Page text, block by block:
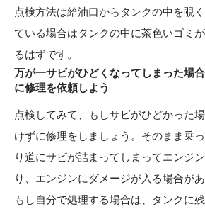
点検方法は給油口からタンクの中を覗
ている場合はタンクの中に茶色いゴミ
るはずです。
万が一サビがひどくなってしまった場
に修理を依頼しよう
点検してみて、もしサビがひどかった
けずに修理をしましょう。そのまま乗
り道にサビが詰まってしまってエンジ
り、エンジンにダメージが入る場合があ
もし自分で処理する場合は、タンクに